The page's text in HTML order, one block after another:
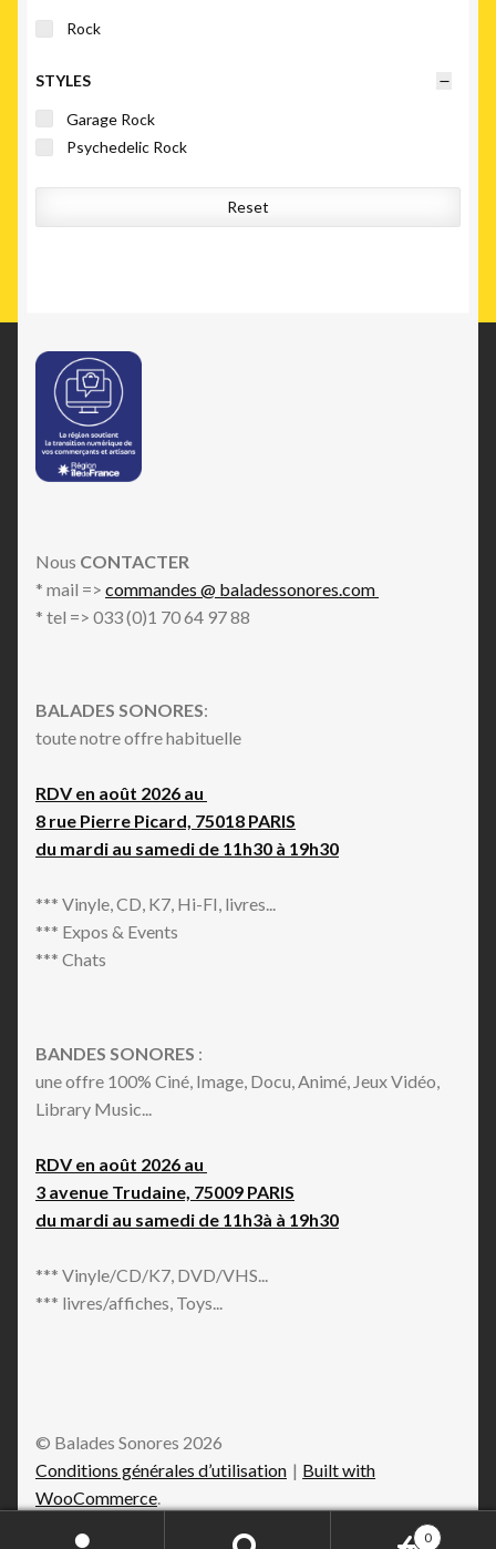
Rock
STYLES
Garage Rock
Psychedelic Rock
Reset
Nous CONTACTER
* mail => commandes @ baladessonores.com
* tel => 033 (0)1 70 64 97 88
BALADES SONORES:
toute notre offre habituelle
RDV en août 2026 au
8 rue Pierre Picard, 75018 PARIS
du mardi au samedi de 11h30 à 19h30
*** Vinyle, CD, K7, Hi-FI, livres...
*** Expos & Events
*** Chats
BANDES SONORES :
une offre 100% Ciné, Image, Docu, Animé, Jeux Vidéo,
Library Music...
RDV en août 2026 au
3 avenue Trudaine, 75009 PARIS
du mardi au samedi de 11h3à à 19h30
*** Vinyle/CD/K7, DVD/VHS...
*** livres/affiches, Toys...
© Balades Sonores 2026
Conditions générales d’utilisation
Built with
WooCommerce.
0